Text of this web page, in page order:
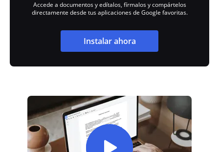
Accede a documentos y edítalos, fírmalos y compártelos
directamente desde tus aplicaciones de Google favoritas.
Instalar ahora